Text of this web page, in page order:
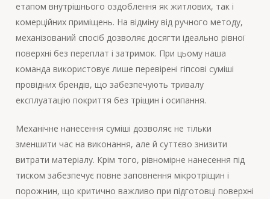
етапом внутрішнього оздоблення як житлових, так і
комерційних приміщень. На відміну від ручного методу,
механізований спосіб дозволяє досягти ідеально рівної
поверхні без переплат і затримок. При цьому наша
команда використовує лише перевірені гіпсові суміші
провідних брендів, що забезпечують тривалу
експлуатацію покриття без тріщин і осипання.
Механічне нанесення суміші дозволяє не тільки
зменшити час на виконання, але й суттєво знизити
витрати матеріалу. Крім того, рівномірне нанесення під
тиском забезпечує повне заповнення мікротріщин і
порожнин, що критично важливо при підготовці поверхні